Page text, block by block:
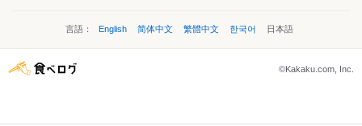
言語： English 简体中文 繁體中文 한국어 日本語
©Kakaku.com, Inc.